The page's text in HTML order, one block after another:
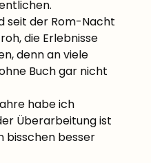
seit der Rom-Nacht
die Erlebnisse
denn an viele
Buch gar nicht
habe ich
Überarbeitung ist
bisschen besser